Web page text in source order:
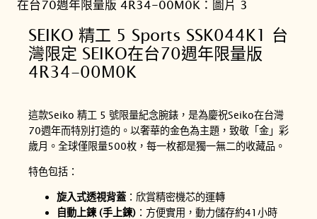
SEIKO 精工 5 Sports SSK044K1 台
灣限定 SEIKO在台70週年限量版
4R34-00M0K
這款Seiko 精工 5 號限量紀念腕錶，是為慶祝Seiko在台灣
70週年而特別打造的。以奢華的金色為主題，致敬「金」彩
歲月。全球僅限量500枚，每一枚都是獨一無二的收藏品。
特色包括：
旋入式透視背蓋 ：欣賞精密機芯的運轉
自動上鍊 (手上鍊) ：方便實用，動力儲存約41小時